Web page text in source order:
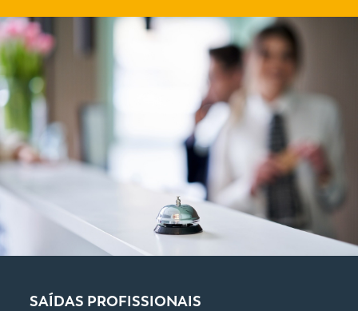
SAÍDAS PROFISSIONAIS